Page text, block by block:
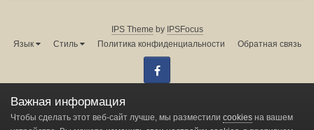
IPS Theme by IPSFocus
Язык
Стиль Политика конфиденциальности Обратная связь
Администрация форума:
Powered by Invision Community
Важная информация
Чтобы сделать этот веб-сайт лучше, мы разместили cookies на вашем